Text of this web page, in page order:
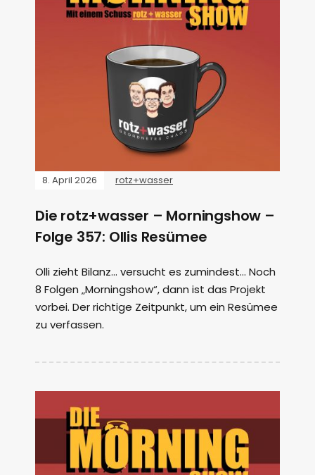
8. April 2026 rotz+wasser
Die rotz+wasser – Morningshow –
Folge 357: Ollis Resümee
Olli zieht Bilanz… versucht es zumindest… Noch
8 Folgen „Morningshow“, dann ist das Projekt
vorbei. Der richtige Zeitpunkt, um ein Resümee
zu verfassen.